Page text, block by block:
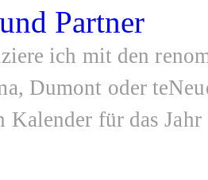
Partner
ich mit den
Dumont oder
Kalender für das Jahr